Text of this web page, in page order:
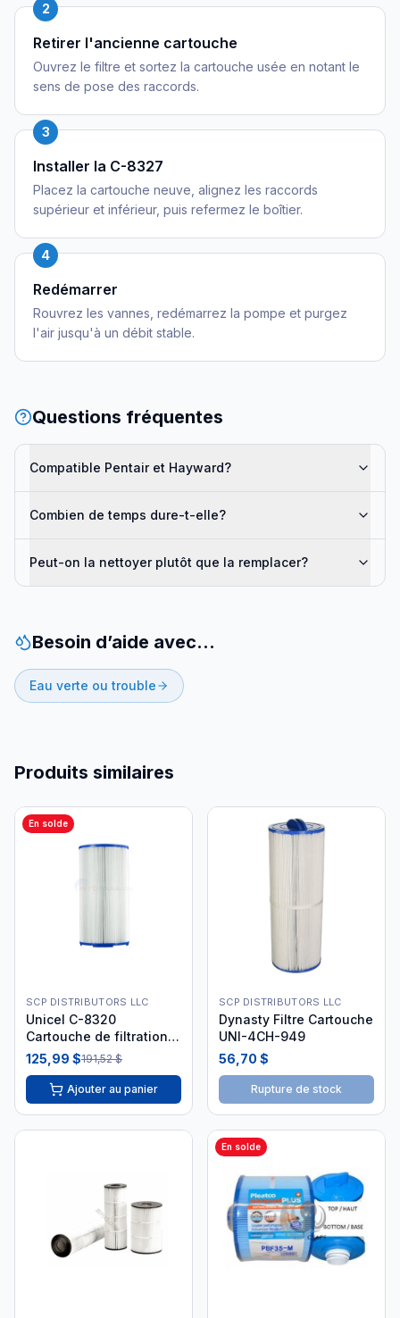
2
Retirer l'ancienne cartouche
Ouvrez le filtre et sortez la cartouche usée en notant le
sens de pose des raccords.
3
Installer la C-8327
Placez la cartouche neuve, alignez les raccords
supérieur et inférieur, puis refermez le boîtier.
4
Redémarrer
Rouvrez les vannes, redémarrez la pompe et purgez
l'air jusqu'à un débit stable.
Questions fréquentes
Compatible Pentair et Hayward?
Combien de temps dure-t-elle?
Peut-on la nettoyer plutôt que la remplacer?
Besoin d’aide avec…
Eau verte ou trouble
Produits similaires
En solde
SCP DISTRIBUTORS LLC
Unicel C-8320
Cartouche de filtration
Sundance
125,99 $191,52 $
Ajouter au panier
SCP DISTRIBUTORS LLC
Dynasty Filtre Cartouche
UNI-4CH-949
56,70 $
Rupture de stock
En solde